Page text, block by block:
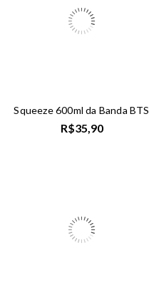
Squeeze 600ml da Banda BTS
R$35,90